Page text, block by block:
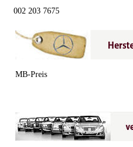
002 203 7675
MB-Preis